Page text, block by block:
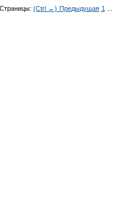
Страницы:(Ctrl ←) Предыдущая 1